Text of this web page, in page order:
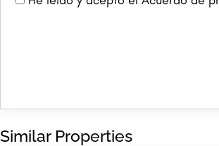
Similar Properties